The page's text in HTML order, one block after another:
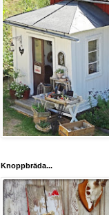
Knoppbräda...